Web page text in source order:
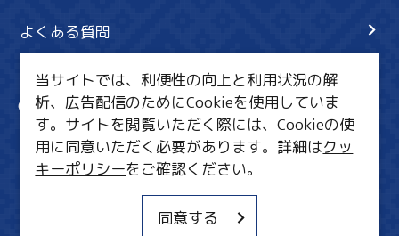
よくある質問
サイト内検索
共有
行きたいリスト
MICE・教育・観光事業者の皆様へ
当サイトでは、利便性の向上と利用状況の解
析、広告配信のためにCookieを使用していま
す。サイトを閲覧いただく際には、Cookieの使
用に同意いただく必要があります。詳細はクッ
キーポリシーをご確認ください。
同意する